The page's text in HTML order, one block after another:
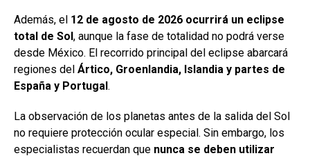
Además, el 12 de agosto de 2026 ocurrirá un eclipse
total de Sol, aunque la fase de totalidad no podrá verse
desde México. El recorrido principal del eclipse abarcará
regiones del Ártico, Groenlandia, Islandia y partes de
España y Portugal.
La observación de los planetas antes de la salida del Sol
no requiere protección ocular especial. Sin embargo, los
especialistas recuerdan que nunca se deben utilizar